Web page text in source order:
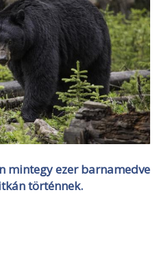
mintegy ezer barnamedve
történnek.